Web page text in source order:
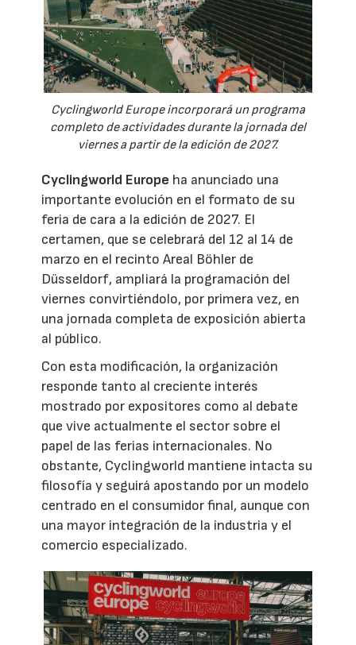
Cyclingworld Europe incorporará un programa
completo de actividades durante la jornada del
viernes a partir de la edición de 2027.
Cyclingworld Europe ha anunciado una
importante evolución en el formato de su
feria de cara a la edición de 2027. El
certamen, que se celebrará del 12 al 14 de
marzo en el recinto Areal Böhler de
Düsseldorf, ampliará la programación del
viernes convirtiéndolo, por primera vez, en
una jornada completa de exposición abierta
al público.
Con esta modificación, la organización
responde tanto al creciente interés
mostrado por expositores como al debate
que vive actualmente el sector sobre el
papel de las ferias internacionales. No
obstante, Cyclingworld mantiene intacta su
filosofía y seguirá apostando por un modelo
centrado en el consumidor final, aunque con
una mayor integración de la industria y el
comercio especializado.